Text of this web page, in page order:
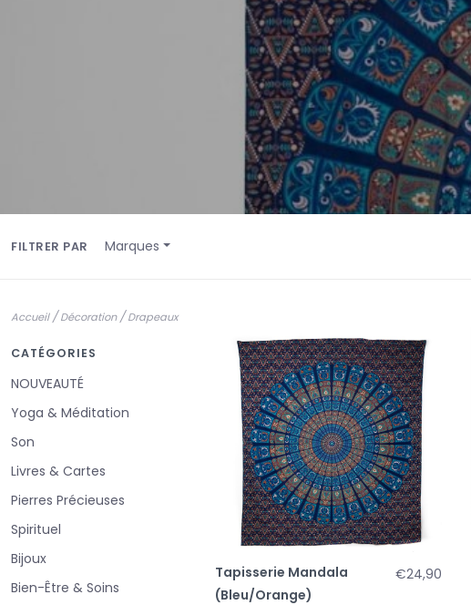
FILTRER PAR Marques
Accueil/Décoration/Drapeaux
CATÉGORIES
NOUVEAUTÉ
Yoga & Méditation
Son
Livres & Cartes
Pierres Précieuses
Spirituel
Bijoux
Bien-Être & Soins
Tapisserie Mandala
(Bleu/Orange)
€24,90